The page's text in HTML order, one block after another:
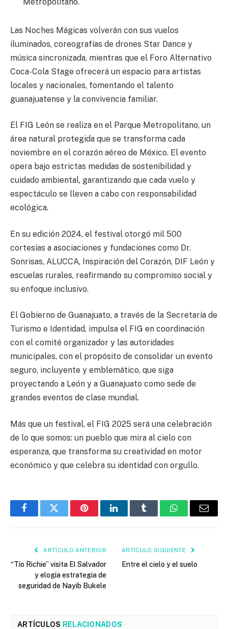
Las Noches Mágicas volverán con sus vuelos
iluminados, coreografías de drones Star Dance y
música sincronizada, mientras que el Foro Alternativo
Coca-Cola Stage ofrecerá un espacio para artistas
locales y nacionales, fomentando el talento
guanajuatense y la convivencia familiar.
El FIG León se realiza en el Parque Metropolitano, un
área natural protegida que se transforma cada
noviembre en el corazón aéreo de México. El evento
opera bajo estrictas medidas de sostenibilidad y
cuidado ambiental, garantizando que cada vuelo y
espectáculo se lleven a cabo con responsabilidad
ecológica.
En su edición 2024, el festival otorgó mil 500
cortesías a asociaciones y fundaciones como Dr.
Sonrisas, ALUCCA, Inspiración del Corazón, DIF León y
escuelas rurales, reafirmando su compromiso social y
su enfoque inclusivo.
El Gobierno de Guanajuato, a través de la Secretaría de
Turismo e Identidad, impulsa el FIG en coordinación
con el comité organizador y las autoridades
municipales, con el propósito de consolidar un evento
seguro, incluyente y emblemático, que siga
proyectando a León y a Guanajuato como sede de
grandes eventos de clase mundial.
Más que un festival, el FIG 2025 será una celebración
de lo que somos: un pueblo que mira al cielo con
esperanza, que transforma su creatividad en motor
económico y que celebra su identidad con orgullo.
FacebookTwitter PinterestLinkedInTumblr WhatsAppEmail
ARTÍCULO ANTERIOR
“Tío Richie” visita El Salvador
y elogia estrategia de
seguridad de Nayib Bukele
ARTÍCULO SIGUIENTE
Entre el cielo y el suelo
ARTÍCULOS RELACIONADOS